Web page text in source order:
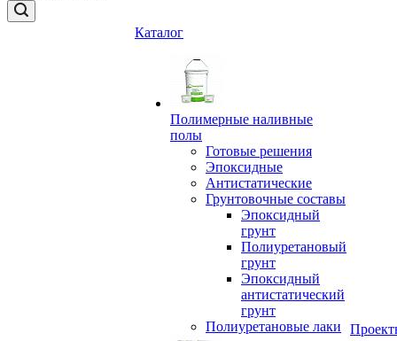
Каталог
Полимерные наливные
полы
Готовые решения
Эпоксидные
Антистатические
Грунтовочные составы
Эпоксидный
грунт
Полиуретановый
грунт
Эпоксидный
антистатический
грунт
Полиуретановые лаки